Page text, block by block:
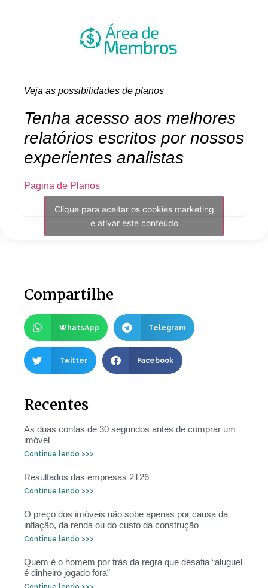
Veja as possibilidades de planos
Tenha acesso aos melhores
relatórios escritos por nossos
experientes analistas
Pagina de Planos
Clique para aceitar os cookies marketing
e ativar este conteúdo
Compartilhe
WhatsApp Telegram
Twitter Facebook
Recentes
As duas contas de 30 segundos antes de comprar um
imóvel
Continue lendo >>>
Resultados das empresas 2T26
Continue lendo >>>
O preço dos imóveis não sobe apenas por causa da
inflação, da renda ou do custo da construção
Continue lendo >>>
Quem é o homem por trás da regra que desafia “aluguel
é dinheiro jogado fora”